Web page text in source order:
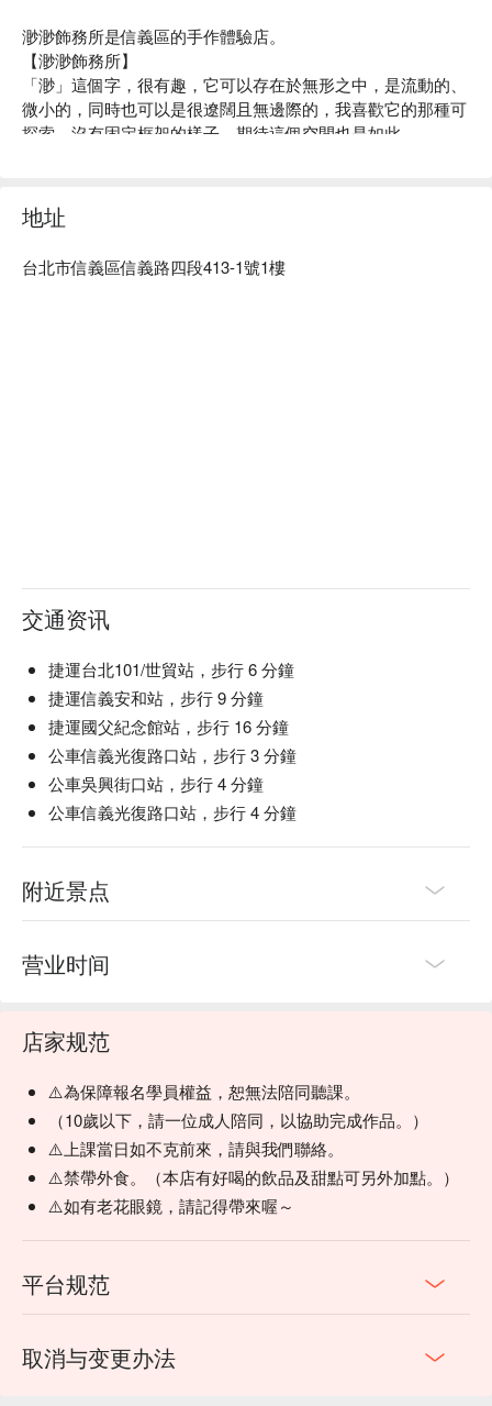
◆渺渺飾務所IG
渺渺飾務所是信義區的手作體驗店。
【渺渺飾務所】
「渺」這個字，很有趣，它可以存在於無形之中，是流動的、
微小的，同時也可以是很遼闊且無邊際的，我喜歡它的那種可
探索、沒有固定框架的樣子。期待這個空間也是如此。
年以上金工相關經驗。要說為什麼先開皮革的課程而不是金工
課程呢？因為她是個土象星座的人，相當務實，皮革相對來
金工的事，我們擇日再看看....
地址
台北市信義區信義路四段413-1號1樓
交通资讯
捷運台北101/世貿站，步行 6 分鐘
捷運信義安和站，步行 9 分鐘
捷運國父紀念館站，步行 16 分鐘
公車信義光復路口站，步行 3 分鐘
公車吳興街口站，步行 4 分鐘
公車信義光復路口站，步行 4 分鐘
附近景点
营业时间
店家规范
⚠️為保障報名學員權益，恕無法陪同聽課。
（10歲以下，請一位成人陪同，以協助完成作品。）
⚠️上課當日如不克前來，請與我們聯絡。
⚠️禁帶外食。（本店有好喝的飲品及甜點可另外加點。）
⚠️如有老花眼鏡，請記得帶來喔～
平台规范
取消与变更办法